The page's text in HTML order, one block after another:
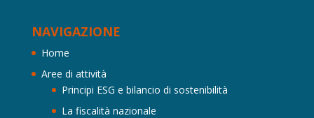
NAVIGAZIONE
Home
Aree di attività
Principi ESG e bilancio di sostenibilità
La fiscalità nazionale